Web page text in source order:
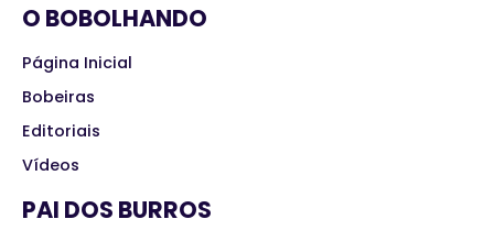
O BOBOLHANDO
Página Inicial
Bobeiras
Editoriais
Vídeos
PAI DOS BURROS